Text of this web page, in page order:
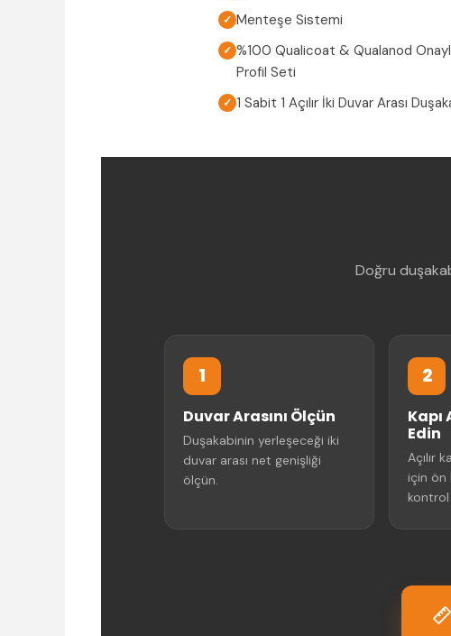
✓ Menteşe Sistemi
✓ %100 Qualicoat & Qualanod
Profil Seti
✓ 1 Sabit 1 Açılır İki Duvar Arası
Doğru
1
Duvar Arasını Ölçün
Duşakabinin yerleşeceği iki
duvar arası net genişliği
ölçün.
2
Kapı
Edin
Açılır
için ön